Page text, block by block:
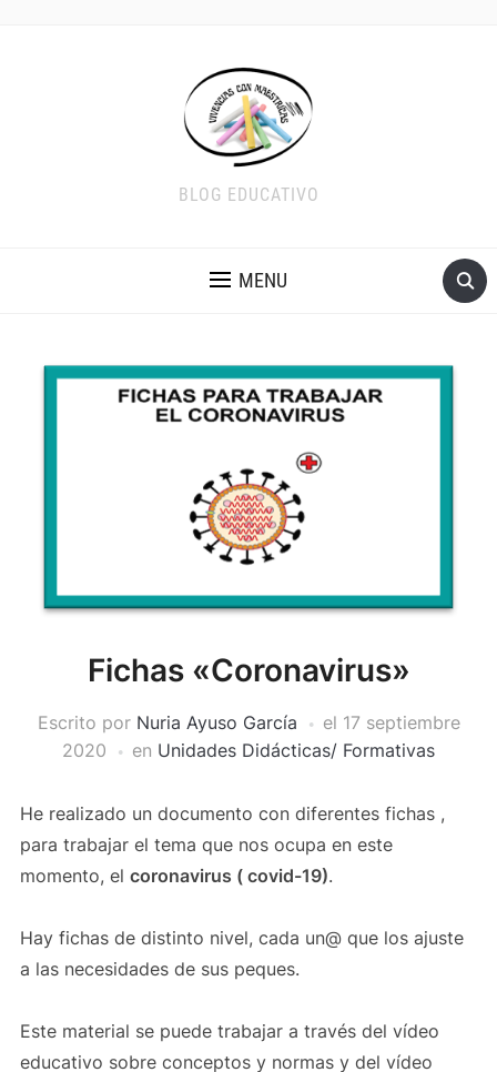
BLOG EDUCATIVO
MENU
Fichas «Coronavirus»
Escrito por Nuria Ayuso García el 17 septiembre
2020
en Unidades Didácticas/ Formativas
He realizado un documento con diferentes fichas ,
para trabajar el tema que nos ocupa en este
momento, el coronavirus ( covid-19).
Hay fichas de distinto nivel, cada un@ que los ajuste
a las necesidades de sus peques.
Este material se puede trabajar a través del vídeo
educativo sobre conceptos y normas y del vídeo